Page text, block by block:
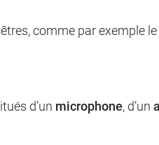
comme par exemple
d’un microphone, d’un